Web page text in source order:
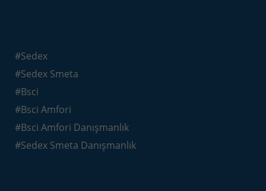
#Sedex
#Sedex Smeta
#Bsci
#Bsci Amfori
#Bsci Amfori Danışmanlık
#Sedex Smeta Danışmanlık